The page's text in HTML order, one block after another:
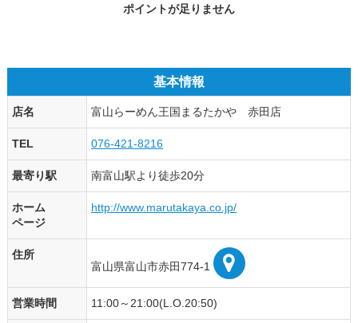
ポイントが足りません
基本情報
店名 富山らーめん王国まるたかや 赤田店
TEL 076-421-8216
最寄り駅 南富山駅より徒歩20分
ホーム
ページ
http://www.marutakaya.co.jp/
住所
富山県富山市赤田774-1
営業時間 11:00～21:00(L.O.20:50)